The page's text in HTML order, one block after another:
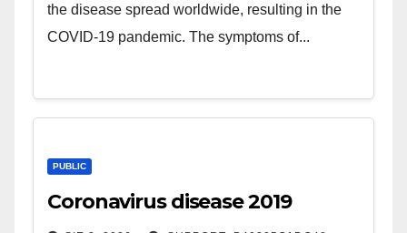
the disease spread worldwide, resulting in the
COVID-19 pandemic. The symptoms of...
PUBLIC
Coronavirus disease 2019